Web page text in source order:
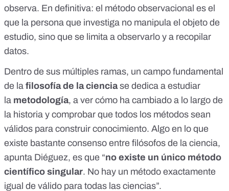
observa. En definitiva: el método observacional es el
que la persona que investiga no manipula el objeto de
estudio, sino que se limita a observarlo y a recopilar
datos.
Dentro de sus múltiples ramas, un campo fundamental
de la filosofía de la cienciase dedica a estudiar
la metodología, a ver cómo ha cambiado a lo largo de
la historia y comprobar que todos los métodos sean
válidos para construir conocimiento. Algo en lo que
existe bastante consenso entre filósofos de la ciencia,
apunta Diéguez, es que “no existe un único método
científico singular. No hay un método exactamente
igual de válido para todas las ciencias”.